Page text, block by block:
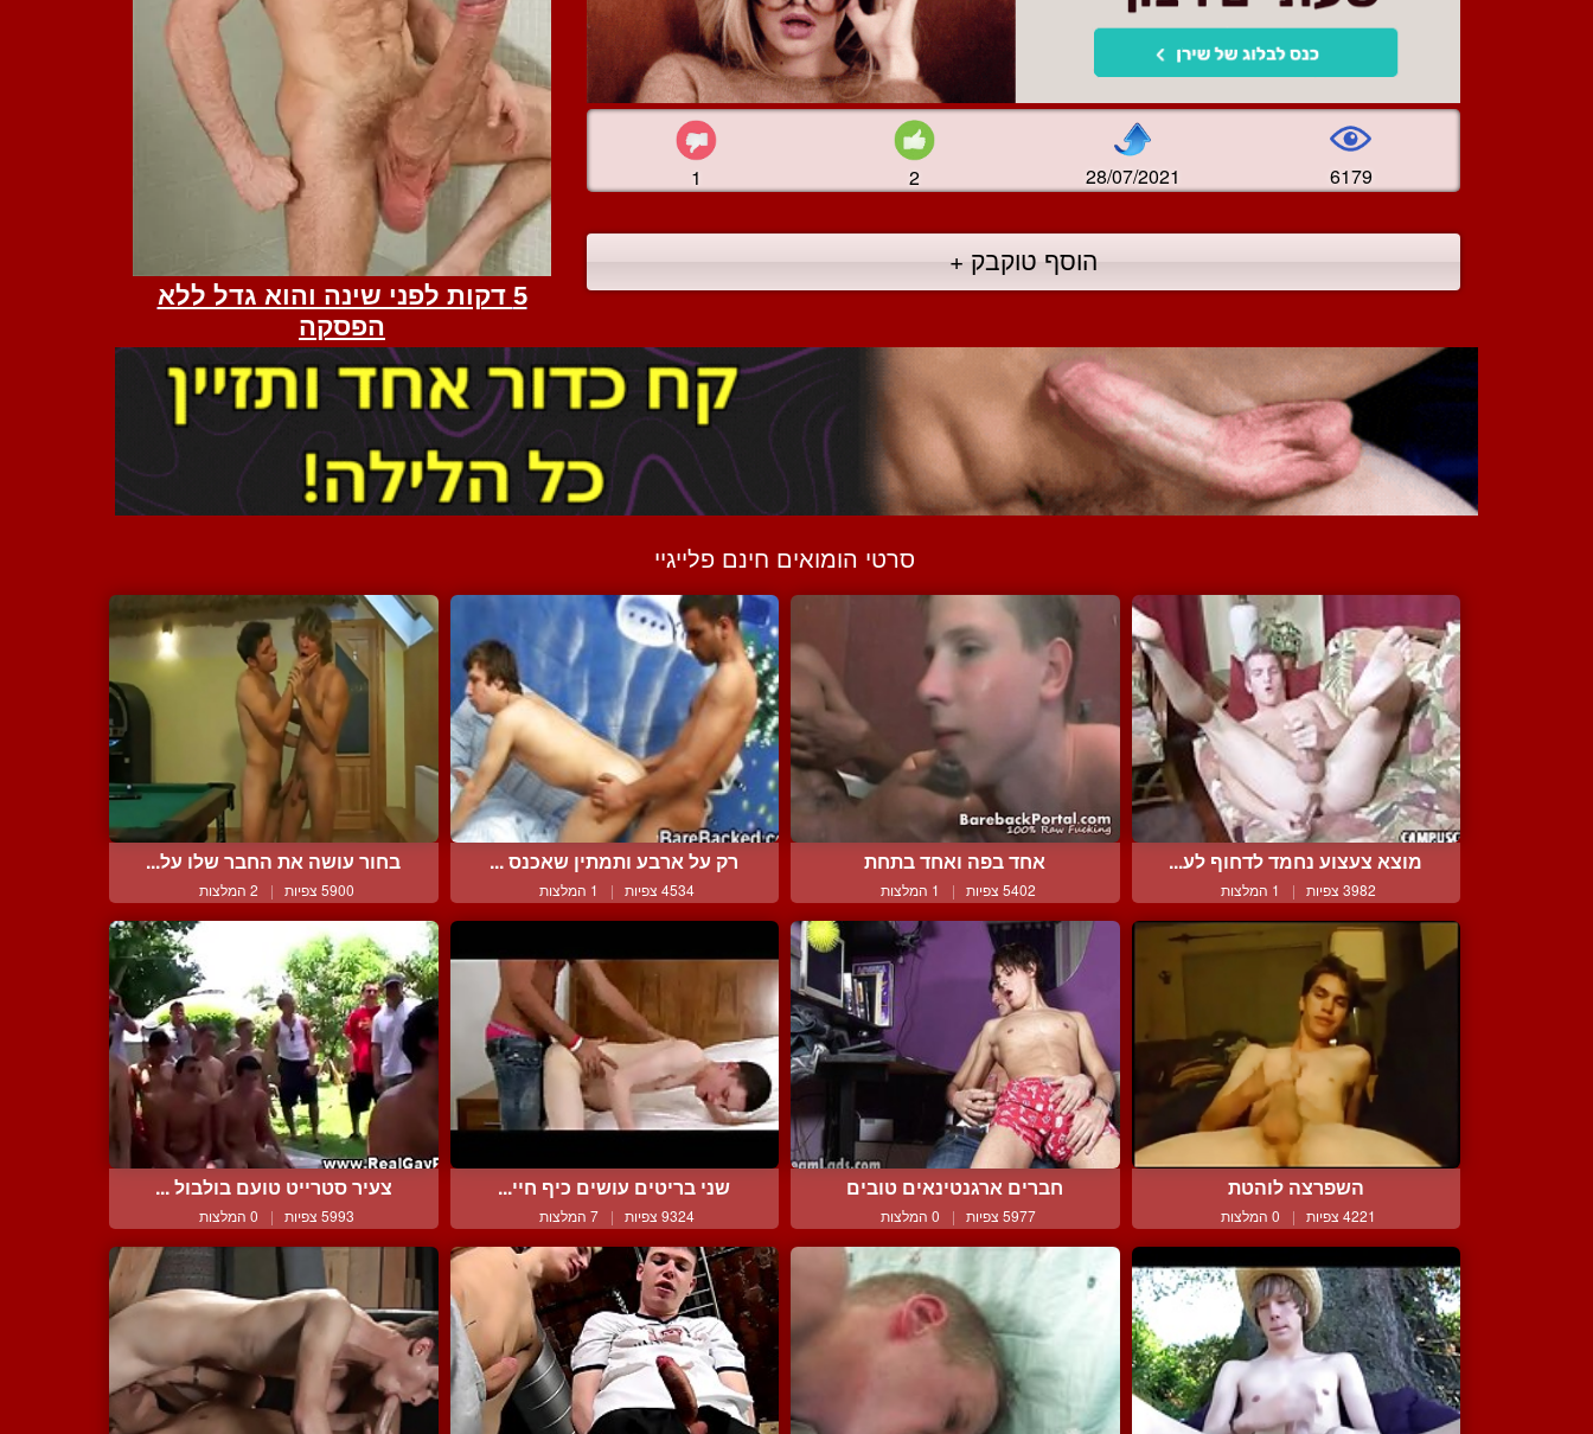
1 2 28/07/2021 6179
הוסף טוקבק +
סרטי הומואים חינם פלייגיי
מוצא צעצוע נחמד לדחוף לע...
3982 צפיות | 1 המלצות
אחד בפה ואחד בתחת
5402 צפיות | 1 המלצות
רק על ארבע ותמתין שאכנס ...
4534 צפיות | 1 המלצות
בחור עושה את החבר שלו על...
5900 צפיות | 2 המלצות
השפרצה לוהטת
4221 צפיות | 0 המלצות
חברים ארגנטינאים טובים
5977 צפיות | 0 המלצות
שני בריטים עושים כיף חיי...
9324 צפיות | 7 המלצות
צעיר סטרייט טועם בולבול ...
5993 צפיות | 0 המלצות